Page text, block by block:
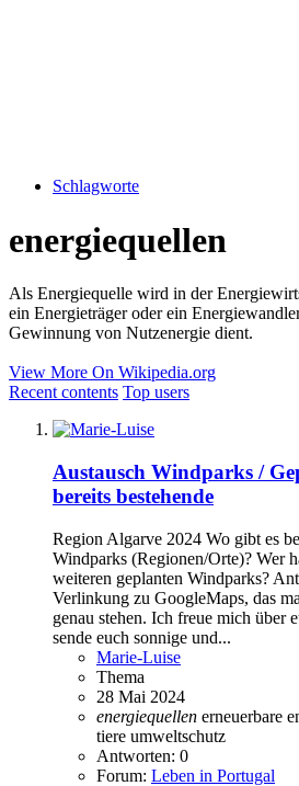
Schlagworte
energiequellen
Als Energiequelle wird in der
ein Energieträger oder ein
Gewinnung von Nutzenergie dient.
View More On Wikipedia.org
Recent contents Top users
Austausch Windparks /
bereits bestehende
Region Algarve 2024 Wo gibt es
Windparks (Regionen/Orte)? Wer
weiteren geplanten Windparks?
Verlinkung zu GoogleMaps, das
genau stehen. Ich freue mich über
sende euch sonnige und...
Marie-Luise
Thema
28 Mai 2024
energiequellen erneuerbare
tiere umweltschutz
Antworten: 0
Forum: Leben in Portugal